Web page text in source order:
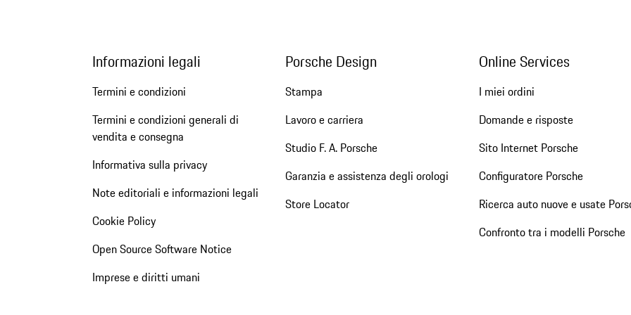
Informazioni legali
Termini e condizioni
Termini e condizioni generali di
vendita e consegna
Informativa sulla privacy
Note editoriali e informazioni legali
Cookie Policy
Open Source Software Notice
Imprese e diritti umani
Porsche Design
Stampa
Lavoro e carriera
Studio F. A. Porsche
Garanzia e assistenza degli orologi
Store Locator
Online Services
I miei ordini
Domande e risposte
Sito Internet Porsche
Configuratore Porsche
Ricerca auto nuove e usate
Confronto tra i modelli Porsche